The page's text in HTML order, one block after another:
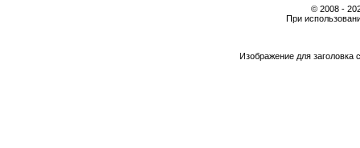
© 2008 -
При
Изображение для